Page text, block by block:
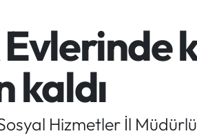
kaldı
Hizmetler İl